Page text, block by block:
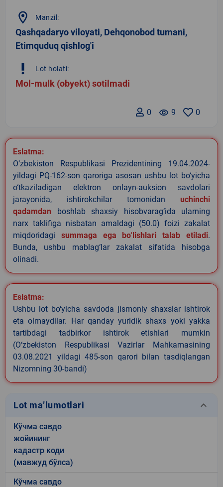
location_on Manzil:
Qashqadaryo viloyati, Dehqonobod tumani,
Etimquduq qishlog'i
priority_high Lot holati:
Mol-mulk (obyekt) sotilmadi
0
remove_red_eye 9
0
Eslatma:
O‘zbekiston Respublikasi Prezidentining 19.04.2024-
yildagi PQ-162-son qaroriga asosan ushbu lot bo‘yicha
o‘tkaziladigan elektron onlayn-auksion savdolari
jarayonida, ishtirokchilar tomonidan uchinchi
qadamdan boshlab shaxsiy hisobvarag‘ida ularning
narx taklifiga nisbatan amaldagi (50.0) foizi zakalat
miqdoridagi summaga ega bo‘lishlari talab etiladi.
Bunda, ushbu mablag‘lar zakalat sifatida hisobga
olinadi.
Eslatma:
Ushbu lot bo‘yicha savdoda jismoniy shaxslar ishtirok
eta olmaydilar. Har qanday yuridik shaxs yoki yakka
tartibdagi tadbirkor ishtirok etishlari mumkin
(O‘zbekiston Respublikasi Vazirlar Mahkamasining
03.08.2021 yildagi 485-son qarori bilan tasdiqlangan
Nizomning 30-bandi)
Lot ma’lumotlari keyboard_arrow_down
Кўчма савдо
жойининг
кадастр коди
(мавжуд бўлса)
Кўчма савдо